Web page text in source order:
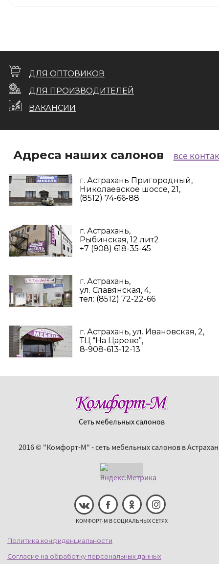
ДЛЯ ОПТОВИКОВ
ДЛЯ ПРОИЗВОДИТЕЛЕЙ
ВАКАНСИИ
Адреса наших салонов все
г. Астрахань Пригородный,
Николаевское шоссе, 21,
(8512) 74-66-88
г. Астрахань,
Рыбинская, 12 лит2
+7 (908) 618-35-45‬
г. Астрахань,
ул. Славянская, 4,
тел: (8512) 72-22-66
г. Астрахань, ул. Ивановская, 2,
ТЦ “На Цареве”,
8-908-613-12-13
Сеть мебельных салонов
2016 © "Комфорт-М" - сеть мебельных салонов в
КОМФОРТ-М В СОЦИАЛЬНЫХ СЕТЯХ
Политика конфиденциальности
Согласие на обработку персональных данных